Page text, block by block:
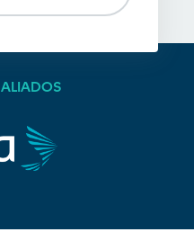
ALIADOS